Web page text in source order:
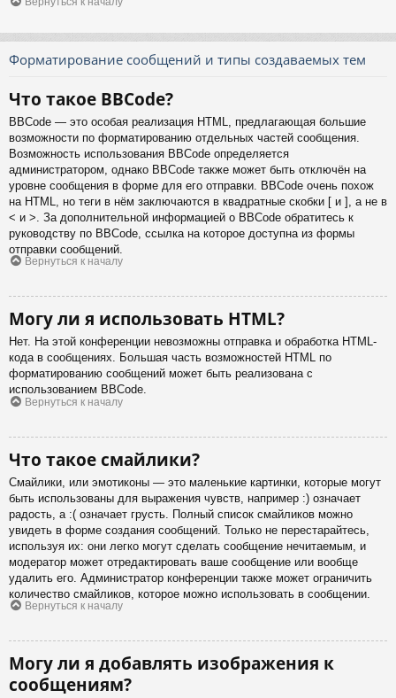
Форматирование сообщений и типы создаваемых тем
Что такое BBCode?
BBCode — это особая реализация HTML, предлагающая большие
возможности по форматированию отдельных частей сообщения.
Возможность использования BBCode определяется
администратором, однако BBCode также может быть отключён на
уровне сообщения в форме для его отправки. BBCode очень похож
на HTML, но теги в нём заключаются в квадратные скобки [ и ], а не в
< и >. За дополнительной информацией о BBCode обратитесь к
руководству по BBCode, ссылка на которое доступна из формы
отправки сообщений.
Вернуться к началу
Могу ли я использовать HTML?
Нет. На этой конференции невозможны отправка и обработка HTML-
кода в сообщениях. Большая часть возможностей HTML по
форматированию сообщений может быть реализована с
использованием BBCode.
Вернуться к началу
Что такое смайлики?
Смайлики, или эмотиконы — это маленькие картинки, которые могут
быть использованы для выражения чувств, например :) означает
радость, а :( означает грусть. Полный список смайликов можно
увидеть в форме создания сообщений. Только не перестарайтесь,
используя их: они легко могут сделать сообщение нечитаемым, и
модератор может отредактировать ваше сообщение или вообще
удалить его. Администратор конференции также может ограничить
количество смайликов, которое можно использовать в сообщении.
Вернуться к началу
Могу ли я добавлять изображения к
сообщениям?